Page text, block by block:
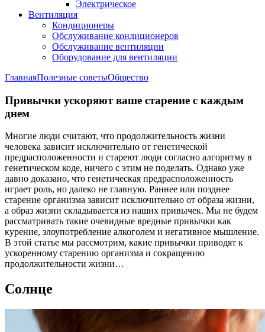
Электрическое
Вентиляция
Кондиционеры
Обслуживание кондиционеров
Обслуживание вентиляции
Оборудование для вентиляции
ГлавнаяПолезные советыОбщество
Привычки ускоряют ваше старение с каждым
днем
Многие люди считают, что продолжительность жизни
человека зависит исключительно от генетической
предрасположенности и стареют люди согласно алгоритму в
генетическом коде, ничего с этим не поделать. Однако уже
давно доказано, что генетическая предрасположенность
играет роль, но далеко не главную. Раннее или позднее
старение организма зависит исключительно от образа жизни,
а образ жизни складывается из наших привычек. Мы не будем
рассматривать такие очевидные вредные привычки как
курение, злоупотребление алкоголем и негативное мышление.
В этой статье мы рассмотрим, какие привычки приводят к
ускоренному старению организма и сокращению
продолжительности жизни…
Солнце